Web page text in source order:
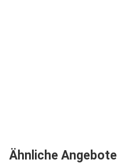
Ähnliche Angebote